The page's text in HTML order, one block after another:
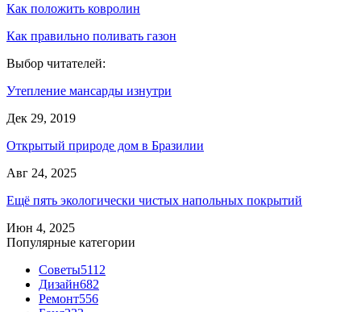
Как положить ковролин
Как правильно поливать газон
Выбор читателей:
Утепление мансарды изнутри
Дек 29, 2019
Открытый природе дом в Бразилии
Авг 24, 2025
Ещё пять экологически чистых напольных покрытий
Июн 4, 2025
Популярные категории
Советы5112
Дизайн682
Ремонт556